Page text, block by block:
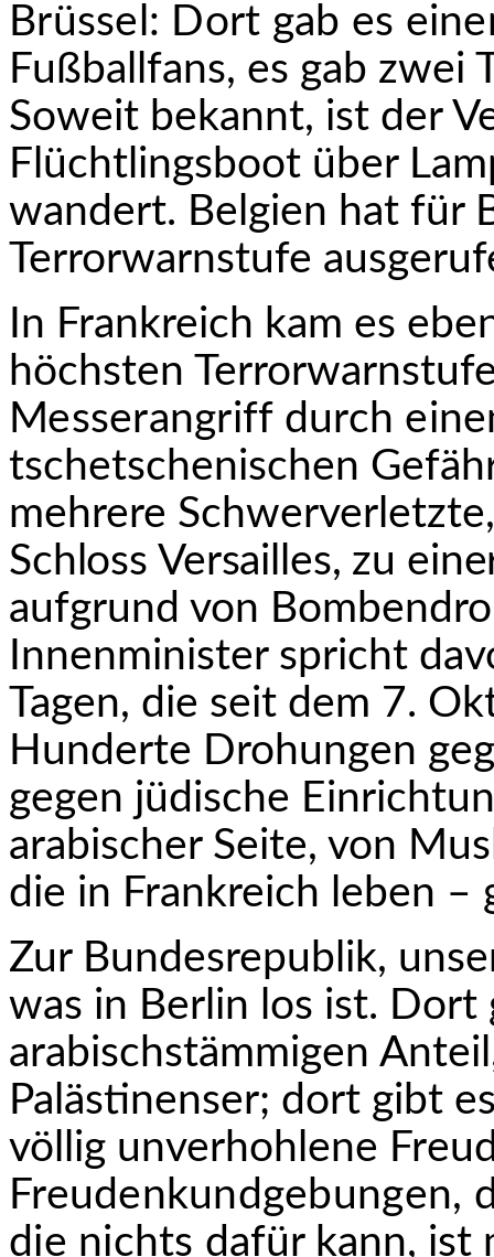
Brüssel: Dort gab es
Fußballfans, es gab zwei
Soweit bekannt, ist der
Flüchtlingsboot über
wandert. Belgien hat für
Terrorwarnstufe
In Frankreich kam es
höchsten
Messerangriff durch
tschetschenischen
mehrere
Schloss Versailles, zu
aufgrund von
Innenminister spricht
Tagen, die seit dem 7.
Hunderte Drohungen
gegen jüdische
arabischer Seite, von
die in Frankreich leben –
Zur Bundesrepublik,
was in Berlin los ist. Dort
arabischstämmigen
Palästinenser; dort gibt
völlig unverhohlene
Freudenkundgebungen,
die nichts dafür kann, ist